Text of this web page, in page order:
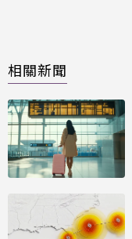
相關新聞